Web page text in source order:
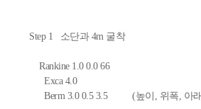
Step 1 소단과 4m 굴착
Rankine 1.0 0.0 66
Exca 4.0
Berm 3.0 0.5 3.5 (높이, 위폭, 아래